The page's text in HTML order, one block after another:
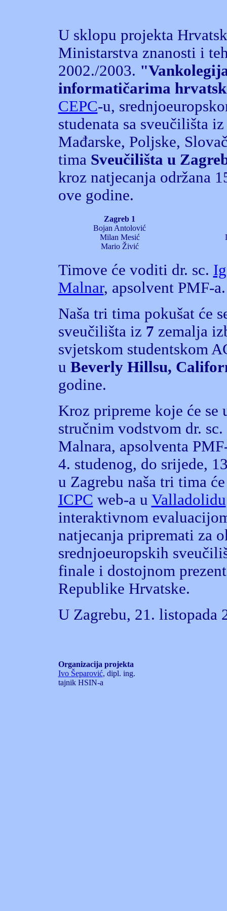
U sklopu projekta
Ministarstva znanosti i
2002./2003.
informatičarima
CEPC-u,
studenata sa sveučilišta
Mađarske, Poljske,
tima Sveučilišta u
kroz natjecanja održana
ove godine.
Zagreb 1
Bojan Antolović
Milan Mesić
Mario Živić
Timove će voditi dr. sc.
Malnar, apsolvent PMF-a.
Naša tri tima pokušat će
sveučilišta iz 7 zemalja
svjetskom studentskom
u Beverly Hillsu,
godine.
Kroz pripreme koje će
stručnim vodstvom dr.
Malnara, apsolventa
4. studenog, do srijede,
u Zagrebu naša tri tima
ICPC web-a u Valladolidu
interaktivnom
natjecanja pripremati za
srednjoeuropskih
finale i dostojnom
Republike Hrvatske.
U Zagrebu, 21. listopada
Organizacija projekta
Ivo Šeparović, dipl. ing.
tajnik HSIN-a